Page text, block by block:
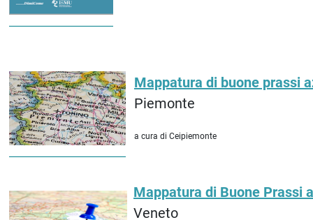
Mappatura di buone prassi
Piemonte
a cura di Ceipiemonte
Mappatura di Buone Prassi
Veneto